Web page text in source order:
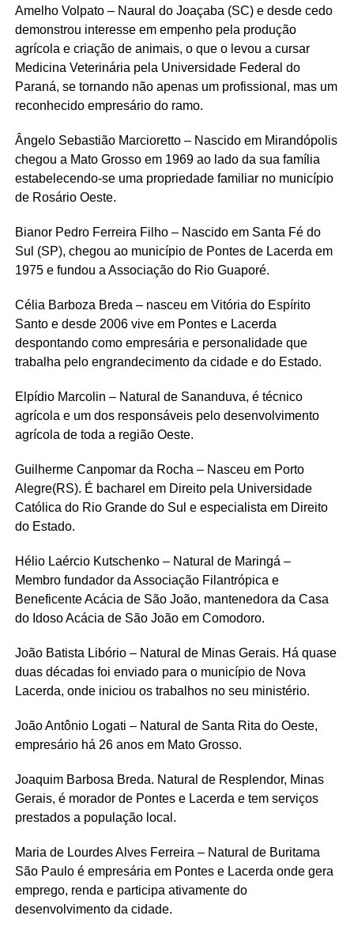
Amelho Volpato – Naural do Joaçaba (SC) e desde cedo
demonstrou interesse em empenho pela produção
agrícola e criação de animais, o que o levou a cursar
Medicina Veterinária pela Universidade Federal do
Paraná, se tornando não apenas um profissional, mas um
reconhecido empresário do ramo.
Ângelo Sebastião Marcioretto – Nascido em Mirandópolis
chegou a Mato Grosso em 1969 ao lado da sua família
estabelecendo-se uma propriedade familiar no município
de Rosário Oeste.
Bianor Pedro Ferreira Filho – Nascido em Santa Fé do
Sul (SP), chegou ao município de Pontes de Lacerda em
1975 e fundou a Associação do Rio Guaporé.
Célia Barboza Breda – nasceu em Vitória do Espírito
Santo e desde 2006 vive em Pontes e Lacerda
despontando como empresária e personalidade que
trabalha pelo engrandecimento da cidade e do Estado.
Elpídio Marcolin – Natural de Sananduva, é técnico
agrícola e um dos responsáveis pelo desenvolvimento
agrícola de toda a região Oeste.
Guilherme Canpomar da Rocha – Nasceu em Porto
Alegre(RS). É bacharel em Direito pela Universidade
Católica do Rio Grande do Sul e especialista em Direito
do Estado.
Hélio Laércio Kutschenko – Natural de Maringá –
Membro fundador da Associação Filantrópica e
Beneficente Acácia de São João, mantenedora da Casa
do Idoso Acácia de São João em Comodoro.
João Batista Libório – Natural de Minas Gerais. Há quase
duas décadas foi enviado para o município de Nova
Lacerda, onde iniciou os trabalhos no seu ministério.
João Antônio Logati – Natural de Santa Rita do Oeste,
empresário há 26 anos em Mato Grosso.
Joaquim Barbosa Breda. Natural de Resplendor, Minas
Gerais, é morador de Pontes e Lacerda e tem serviços
prestados a população local.
Maria de Lourdes Alves Ferreira – Natural de Buritama
São Paulo é empresária em Pontes e Lacerda onde gera
emprego, renda e participa ativamente do
desenvolvimento da cidade.